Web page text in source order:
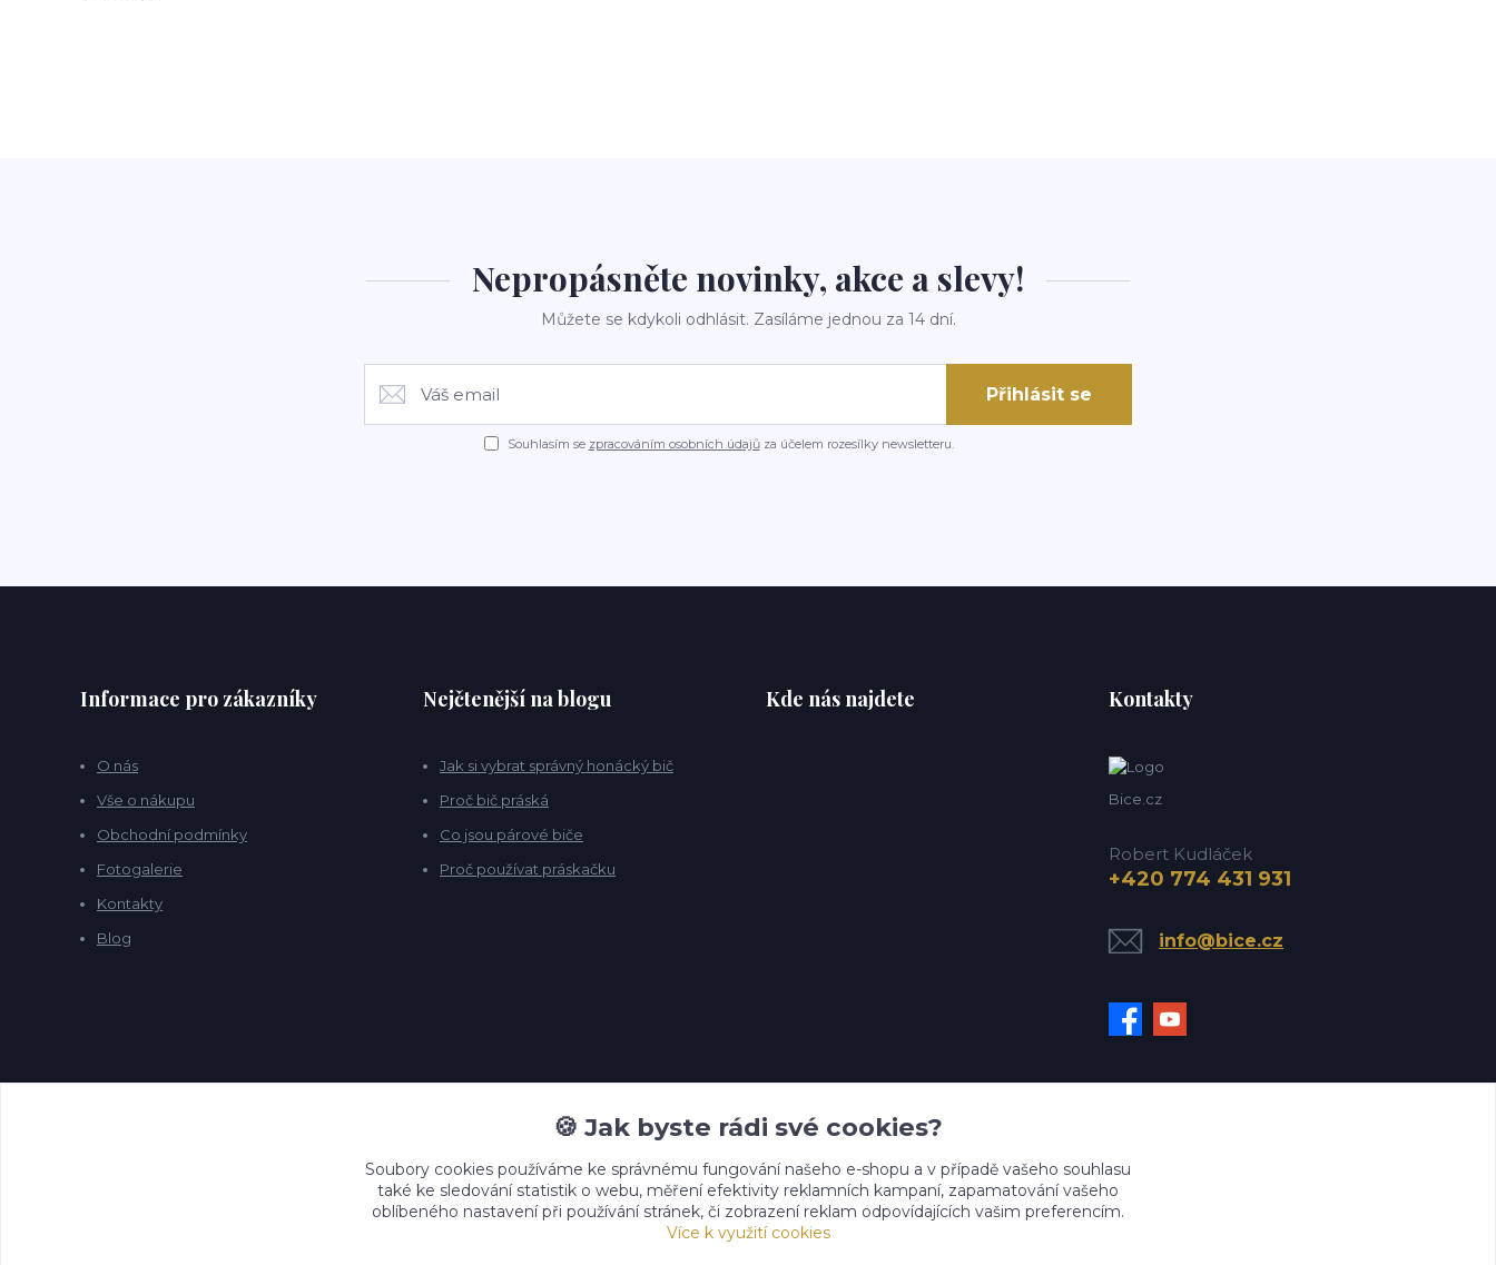
Nepropásněte novinky, akce a slevy!
Můžete se kdykoli odhlásit. Zasíláme jednou za 14 dní.
Přihlásit se
Souhlasím se zpracováním osobních údajůza účelem rozesílky newsletteru.
Informace pro zákazníky
O nás
Vše o nákupu
Obchodní podmínky
Fotogalerie
Kontakty
Blog
Nejčtenější na blogu
Jak si vybrat správný honácký bič
Proč bič práská
Co jsou párové biče
Proč používat práskačku
Kde nás najdete Kontakty
Bice.cz
Robert Kudláček
+420 774 431 931
info@bice.cz
🍪 Jak byste rádi své cookies?
Soubory cookies používáme ke správnému fungování našeho e-shopu a v případě vašeho souhlasu
také ke sledování statistik o webu, měření efektivity reklamních kampaní, zapamatování vašeho
oblíbeného nastavení při používání stránek, či zobrazení reklam odpovídajících vašim preferencím.
Více k využití cookies